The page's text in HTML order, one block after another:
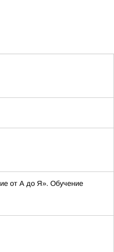
от А до Я». Обучение